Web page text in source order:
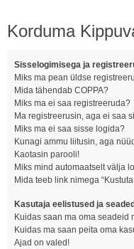
Korduma
Sisselogimisega ja
Miks ma pean üldse
Mida tähendab COPPA?
Miks ma ei saa registreeruda?
Ma registreerusin, aga ei saa
Miks ma ei saa sisse logida?
Kunagi ammu liitusin, aga
Kaotasin parooli!
Miks mind automaatselt välja
Mida teeb link nimega
Kasutaja eelistused ja seaded
Kuidas saan ma oma seadeid
Kuidas ma saan peita oma
Ajad on valed!